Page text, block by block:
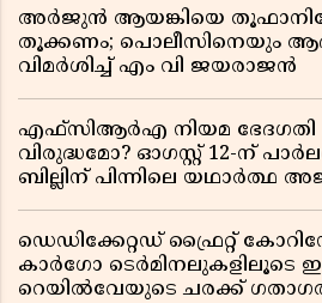
അർജുൻ ആയങ്കിയെ
തൂക്കണം; പൊലീസിനെയും
വിമർശിച്ച് എം വി ജയരാജൻ
എഫ്സിആർഎ നിയമ ഭേദഗതി
വിരുദ്ധമോ? ഓഗസ്റ്റ് 12-ന്
ബില്ലിന് പിന്നിലെ യഥാർത്ഥ
ഡെഡിക്കേറ്റഡ് ഫ്രൈറ്റ്
കാർഗോ ടെർമിനലുകളിലൂടെ
റെയിൽവേയുടെ ചരക്ക്